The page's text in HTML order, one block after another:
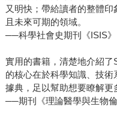
又明快；帶給讀者的整體
且未來可期的領域。
──科學社會史期刊《ISIS》
實用的書籍，清楚地介紹
的核心在於科學知識、技
據典，足以幫助想要瞭解更
──期刊《理論醫學與生物倫